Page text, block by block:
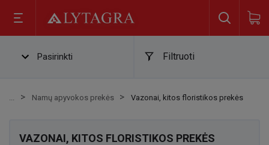
Pasirinkti Filtruoti
Namų apyvokos prekės Vazonai, kitos floristikos prekės
VAZONAI, KITOS FLORISTIKOS PREKĖS